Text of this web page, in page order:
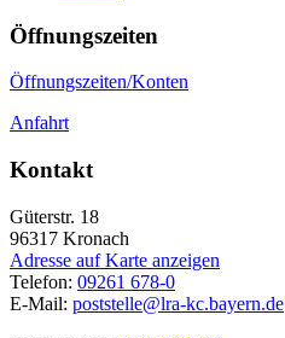
Öffnungszeiten
Öffnungszeiten/Konten
Anfahrt
Kontakt
Güterstr. 18
96317 Kronach
Adresse auf Karte anzeigen
Telefon: 09261 678-0
E-Mail: poststelle@lra-kc.bayern.de